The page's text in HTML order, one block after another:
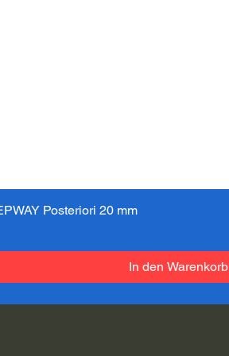
Posteriori 20 mm
In den Warenkorb